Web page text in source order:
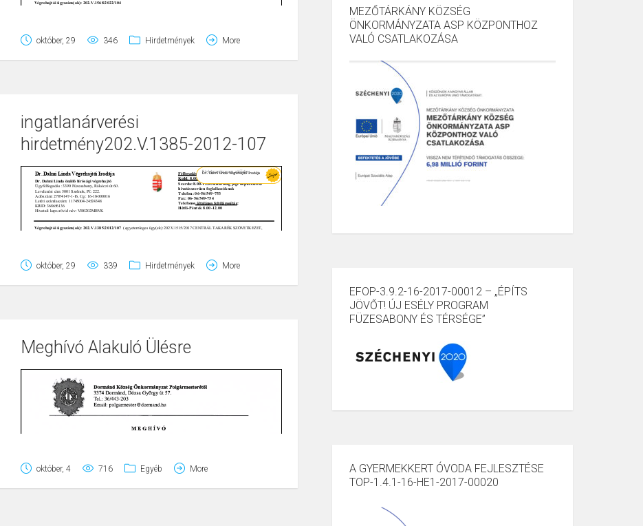
október, 29 346 Hirdetmények More
ingatlanárverési
hirdetmény202.V.1385-2012-107
október, 29 339 Hirdetmények More
Meghívó Alakuló Ülésre
október, 4 716 Egyéb More
MEZŐTÁRKÁNY KÖZSÉG
ÖNKORMÁNYZATA ASP KÖZPONTHOZ
VALÓ CSATLAKOZÁSA
EFOP-3.9.2-16-2017-00012 – „ÉPÍTS
JÖVŐT! ÚJ ESÉLY PROGRAM
FÜZESABONY ÉS TÉRSÉGE”
A GYERMEKKERT ÓVODA FEJLESZTÉSE
TOP-1.4.1-16-HE1-2017-00020